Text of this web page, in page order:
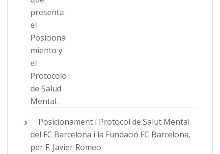
Posicionament i Protocol de Salut Mental
del FC Barcelona i la Fundació FC Barcelona,
per F. Javier Romeo